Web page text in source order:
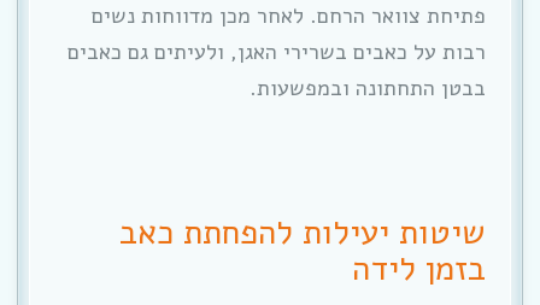
פתיחת צוואר הרחם. לאחר מכן מדווחות נשים
רבות על כאבים בשרירי האגן, ולעיתים גם כאבים
בבטן התחתונה ובמפשעות.
שיטות יעילות להפחתת כאב
בזמן לידה